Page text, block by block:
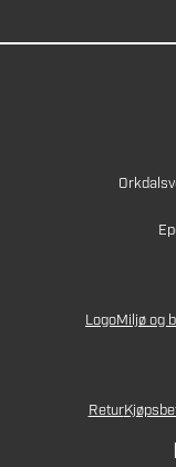
LogoMiljø og
Retur